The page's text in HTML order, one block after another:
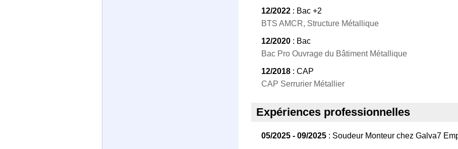
12/2022 : Bac +2
BTS AMCR, Structure Métallique
12/2020 : Bac
Bac Pro Ouvrage du Bâtiment Métallique
12/2018 : CAP
CAP Serrurier Métallier
Expériences professionnelles
05/2025 - 09/2025 : Soudeur Monteur chez Galva7